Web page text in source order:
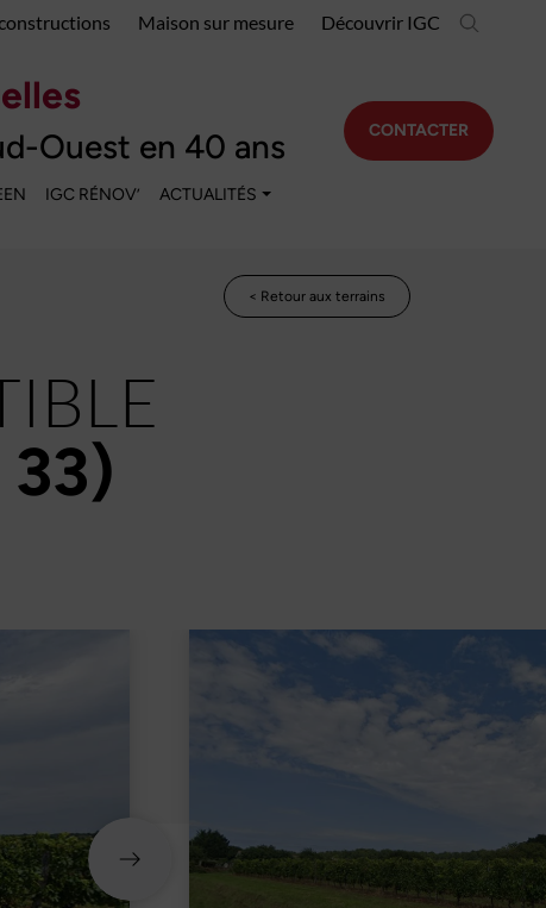
Maison sur mesure Découvrir IGC
Ouest en 40 ans
IGC RÉNOV’ ACTUALITÉS
CONTACTER
< Retour aux terrains
33)